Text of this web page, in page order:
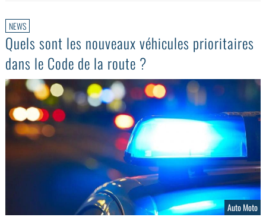
NEWS
Quels sont les nouveaux véhicules prioritaires
dans le Code de la route ?
Auto Moto